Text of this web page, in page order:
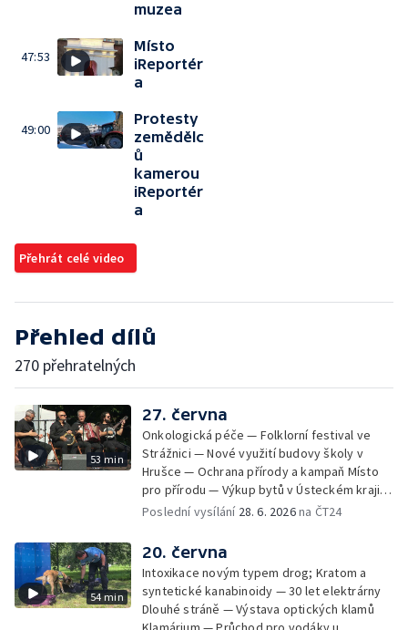
muzea
47:53
Místo
iReportér
a
49:00
Protesty
zemědělc
ů
kamerou
iReportér
a
Přehrát celé video
Přehled dílů
270 přehratelných
53 min
27. června
Onkologická péče — Folklorní festival ve
Strážnici — Nové využití budovy školy v
Hrušce — Ochrana přírody a kampaň Místo
pro přírodu — Výkup bytů v Ústeckém kraji —
Bezpečnost u vody — Historická sbírka
teplárny
Poslední vysílání 28. 6. 2026na ČT24
54 min
20. června
Intoxikace novým typem drog; Kratom a
syntetické kanabinoidy — 30 let elektrárny
Dlouhé stráně — Výstava optických klamů